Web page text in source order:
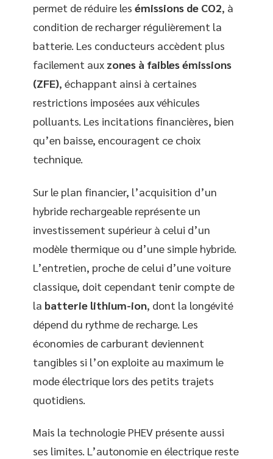
permet de réduire les émissions de CO2, à
condition de recharger régulièrement la
batterie. Les conducteurs accèdent plus
facilement aux zones à faibles émissions
(ZFE), échappant ainsi à certaines
restrictions imposées aux véhicules
polluants. Les incitations financières, bien
qu’en baisse, encouragent ce choix
technique.
Sur le plan financier, l’acquisition d’un
hybride rechargeable représente un
investissement supérieur à celui d’un
modèle thermique ou d’une simple hybride.
L’entretien, proche de celui d’une voiture
classique, doit cependant tenir compte de
la batterie lithium-ion, dont la longévité
dépend du rythme de recharge. Les
économies de carburant deviennent
tangibles si l’on exploite au maximum le
mode électrique lors des petits trajets
quotidiens.
Mais la technologie PHEV présente aussi
ses limites. L’autonomie en électrique reste